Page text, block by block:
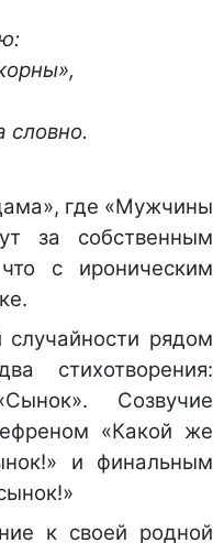
словно.
где «Мужчины
за собственным
с ироническим
случайности рядом
стихотворения:
Созвучие
«Какой же
и финальным
к своей родной